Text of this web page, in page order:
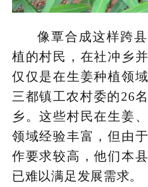
像覃合成这样跨
植的村民，在社冲乡
仅仅是在生姜种植领
三都镇工农村委的26
乡。这些村民在生姜
领域经验丰富，但由
作要求较高，他们本
已难以满足发展需求。